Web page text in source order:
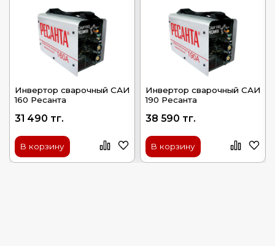
Инвертор сварочный САИ
160 Ресанта
31 490 тг.
В корзину
Инвертор сварочный САИ
190 Ресанта
38 590 тг.
В корзину